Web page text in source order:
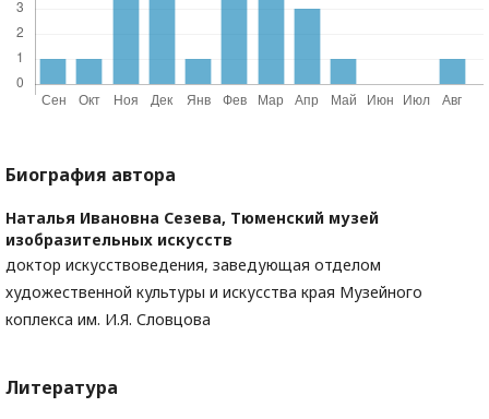
Биография автора
Наталья Ивановна Сезева, Тюменский музей
изобразительных искусств
доктор искусствоведения, заведующая отделом
художественной культуры и искусства края Музейного
коплекса им. И.Я. Словцова
Литература